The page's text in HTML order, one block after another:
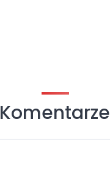
Komentarze